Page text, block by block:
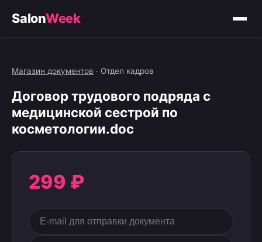
SalonWeek
Магазин документов · Отдел кадров
Договор трудового подряда с
медицинской сестрой по
косметологии.doc
299 ₽